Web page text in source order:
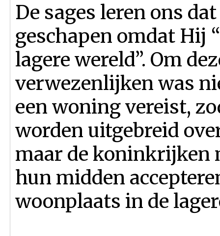
De sages leren ons
geschapen omdat Hij
lagere wereld”. Om
verwezenlijken was
een woning vereist,
worden uitgebreid
maar de koninkrijken
hun midden
woonplaats in de